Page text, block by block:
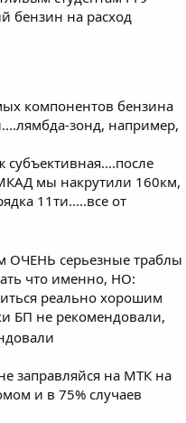
бензин на расход
компонентов бензина
зонд, например,
мы накрутили 160км,
11ти.....все от
серьезные траблы
что именно, НО:
реально хорошим
БП не рекомендовали,
заправляйся на МТК на
и в 75% случаев